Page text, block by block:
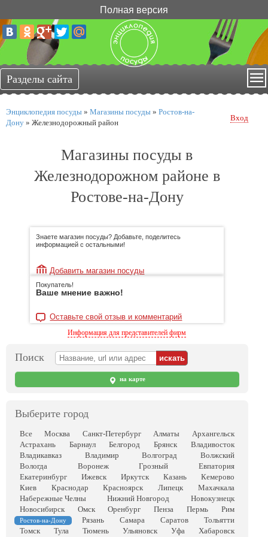
Полная версия
Энциклопедия посуды » Магазины посуды » Ростов-на-
Дону » Железнодорожный район
Вход
Магазины посуды в
Железнодорожном районе в
Ростове-на-Дону
Знаете магазин посуды? Добавьте, поделитесь
информацией с остальными!
Добавить магазин посуды
Покупатель!
Ваше мнение важно!
Оставьте свой отзыв и комментарий
Информация для представителей фирм
Поиск
на карте
Выберите город
Все Москва Санкт-Петербург Алматы
Архангельск
Астрахань
Барнаул Белгород Брянск
Владивосток
Владикавказ
Владимир Волгоград
Волжский
Вологда
Воронеж Грозный
Евпатория
Екатеринбург
Ижевск Иркутск Казань
Кемерово
Киев
Краснодар Красноярск Липецк
Махачкала
Набережные Челны
Нижний Новгород
Новокузнецк
Новосибирск
Омск Оренбург Пенза Пермь Рим
Ростов-на-Дону Рязань Самара Саратов
Тольятти
Томск
Тула Тюмень Ульяновск Уфа Хабаровск